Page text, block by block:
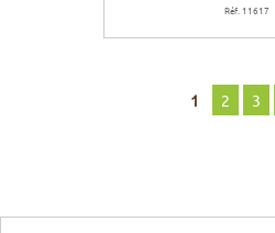
Réf. 11617
1 2 3